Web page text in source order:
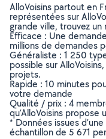
AlloVoisins partout en
représentées sur
grande ville, trouvez
Efficace : Une
millions de demandes
Généraliste : 1 250
possible sur
projets.
Rapide : 10 minutes
votre demande
Qualité / prix : 4
qu’AlloVoisins
* Données issues
échantillon de 5 671